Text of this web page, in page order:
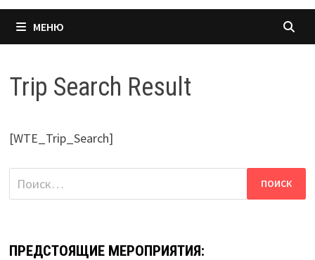
МЕНЮ
Trip Search Result
[WTE_Trip_Search]
Найти:
ПРЕДСТОЯЩИЕ МЕРОПРИЯТИЯ: